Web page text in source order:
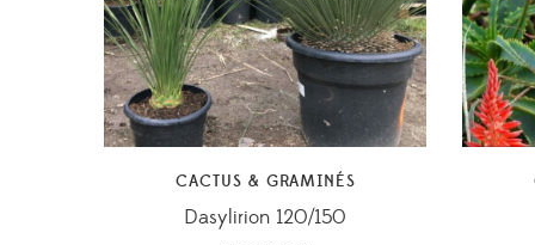
CACTUS & GRAMINÉS
Dasylirion 120/150